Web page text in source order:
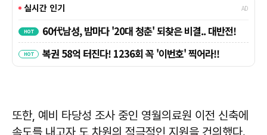
또한, 예비 타당성 조사 중인 영월의료원 이전 신축에
속도를 내고자 도 차원의 적극적인 지원을 건의했다.